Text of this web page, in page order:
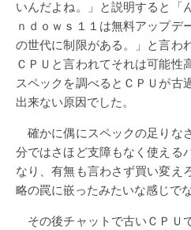
いんだよね。」と説明すると「
ｎｄｏｗｓ１１は無料アップデ
の世代に制限がある。」と言わ
ＣＰＵと言われてそれは可能性
スペックを調べるとＣＰＵが古
出来ない原因でした。
確かに偶にスペックの足りな
分ではさほど支障もなく使える
なり、有無も言わさず買い変え
略の罠に嵌ったみたいな感じで
その後チャットで古いＣＰＵ